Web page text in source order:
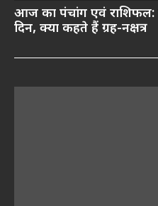
आज का पंचांग एवं राशिफल:
दिन, क्या कहते हैं ग्रह-नक्षत्र